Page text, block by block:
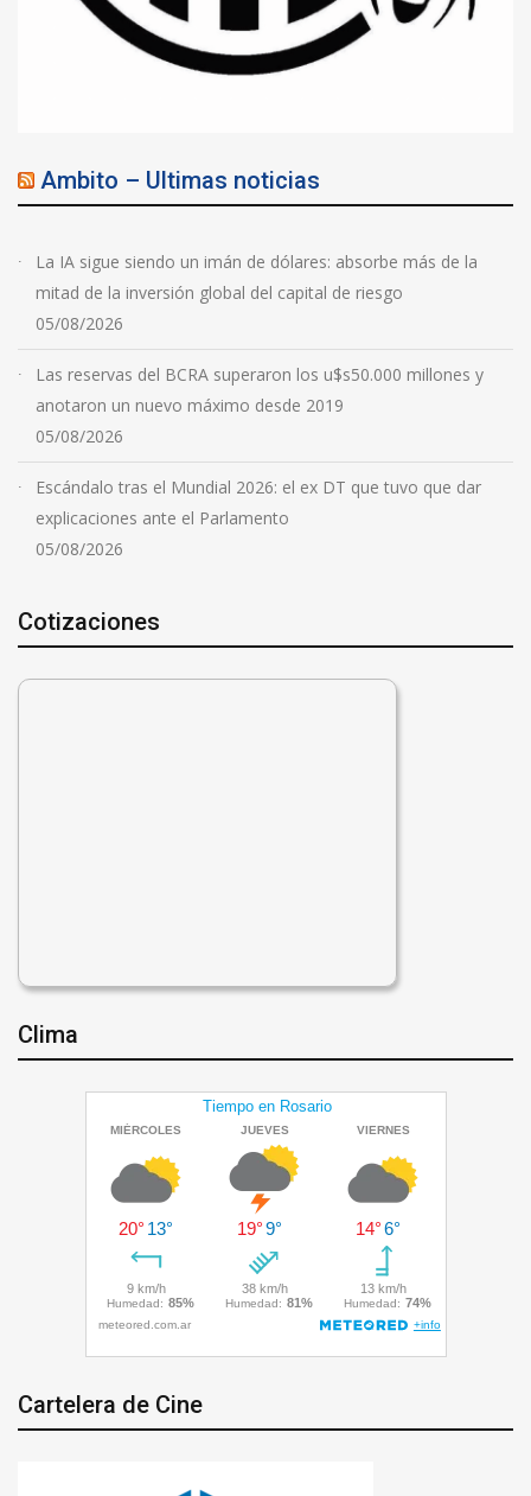
Ambito – Ultimas noticias
La IA sigue siendo un imán de dólares: absorbe más de la
mitad de la inversión global del capital de riesgo
05/08/2026
Las reservas del BCRA superaron los u$s50.000 millones y
anotaron un nuevo máximo desde 2019
05/08/2026
Escándalo tras el Mundial 2026: el ex DT que tuvo que dar
explicaciones ante el Parlamento
05/08/2026
Cotizaciones
Clima
Cartelera de Cine